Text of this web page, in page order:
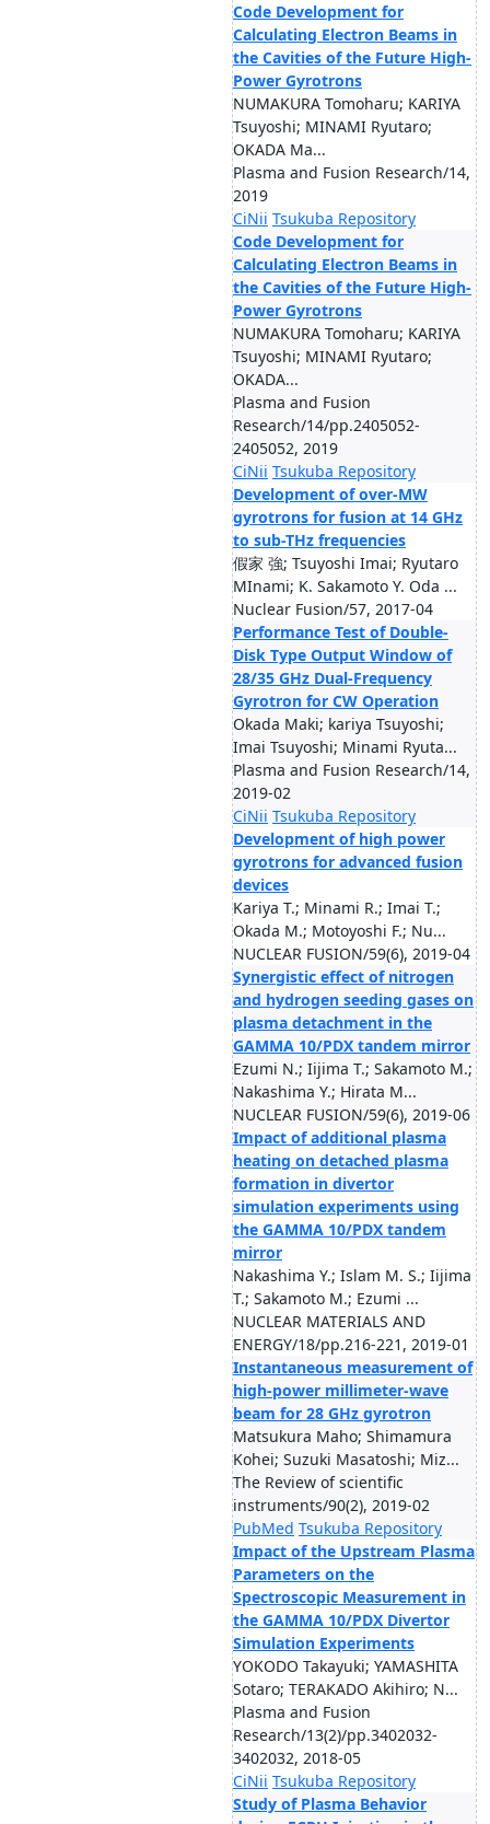
Code Development for
Calculating Electron Beams in
the Cavities of the Future High-
Power Gyrotrons
NUMAKURA Tomoharu; KARIYA
Tsuyoshi; MINAMI Ryutaro;
OKADA Ma...
Plasma and Fusion Research/14,
2019
CiNii Tsukuba Repository
Code Development for
Calculating Electron Beams in
the Cavities of the Future High-
Power Gyrotrons
NUMAKURA Tomoharu; KARIYA
Tsuyoshi; MINAMI Ryutaro;
OKADA...
Plasma and Fusion
Research/14/pp.2405052-
2405052, 2019
CiNii Tsukuba Repository
Development of over-MW
gyrotrons for fusion at 14 GHz
to sub-THz frequencies
假家 強; Tsuyoshi Imai; Ryutaro
MInami; K. Sakamoto Y. Oda ...
Nuclear Fusion/57, 2017-04
Performance Test of Double-
Disk Type Output Window of
28/35 GHz Dual-Frequency
Gyrotron for CW Operation
Okada Maki; kariya Tsuyoshi;
Imai Tsuyoshi; Minami Ryuta...
Plasma and Fusion Research/14,
2019-02
CiNii Tsukuba Repository
Development of high power
gyrotrons for advanced fusion
devices
Kariya T.; Minami R.; Imai T.;
Okada M.; Motoyoshi F.; Nu...
NUCLEAR FUSION/59(6), 2019-04
Synergistic effect of nitrogen
and hydrogen seeding gases on
plasma detachment in the
GAMMA 10/PDX tandem mirror
Ezumi N.; Iijima T.; Sakamoto M.;
Nakashima Y.; Hirata M...
NUCLEAR FUSION/59(6), 2019-06
Impact of additional plasma
heating on detached plasma
formation in divertor
simulation experiments using
the GAMMA 10/PDX tandem
mirror
Nakashima Y.; Islam M. S.; Iijima
T.; Sakamoto M.; Ezumi ...
NUCLEAR MATERIALS AND
ENERGY/18/pp.216-221, 2019-01
Instantaneous measurement of
high-power millimeter-wave
beam for 28 GHz gyrotron
Matsukura Maho; Shimamura
Kohei; Suzuki Masatoshi; Miz...
The Review of scientific
instruments/90(2), 2019-02
PubMed Tsukuba Repository
Impact of the Upstream Plasma
Parameters on the
Spectroscopic Measurement in
the GAMMA 10/PDX Divertor
Simulation Experiments
YOKODO Takayuki; YAMASHITA
Sotaro; TERAKADO Akihiro; N...
Plasma and Fusion
Research/13(2)/pp.3402032-
3402032, 2018-05
CiNii Tsukuba Repository
Study of Plasma Behavior